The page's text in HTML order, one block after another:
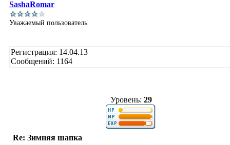
SashaRomar
Уважаемый пользователь
Регистрация: 14.04.13
Сообщений: 1164
Уровень: 29
Re: Зимняя шапка